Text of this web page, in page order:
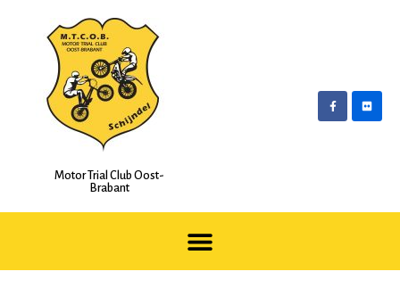
Motor Trial Club Oost-
Brabant